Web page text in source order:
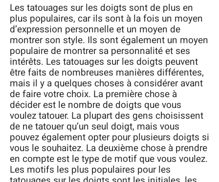
Les tatouages sur les doigts sont de plus en
plus populaires, car ils sont à la fois un moyen
d’expression personnelle et un moyen de
montrer son style. Ils sont également un moyen
populaire de montrer sa personnalité et ses
intérêts. Les tatouages sur les doigts peuvent
être faits de nombreuses manières différentes,
mais il y a quelques choses à considérer avant
de faire votre choix. La première chose à
décider est le nombre de doigts que vous
voulez tatouer. La plupart des gens choisissent
de ne tatouer qu’un seul doigt, mais vous
pouvez également opter pour plusieurs doigts si
vous le souhaitez. La deuxième chose à prendre
en compte est le type de motif que vous voulez.
Les motifs les plus populaires pour les